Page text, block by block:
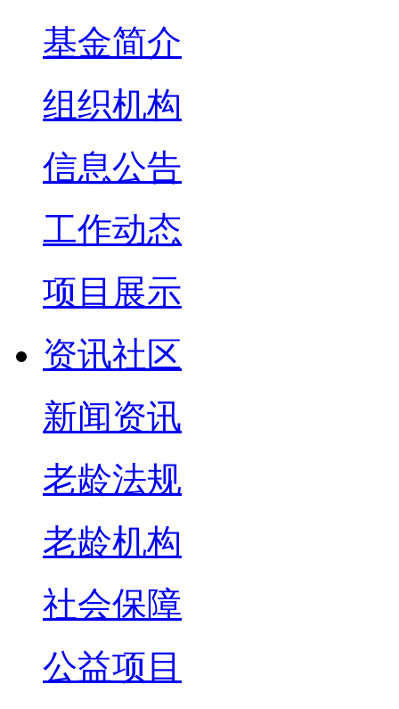
基金简介
组织机构
信息公告
工作动态
项目展示
资讯社区
新闻资讯
老龄法规
老龄机构
社会保障
公益项目